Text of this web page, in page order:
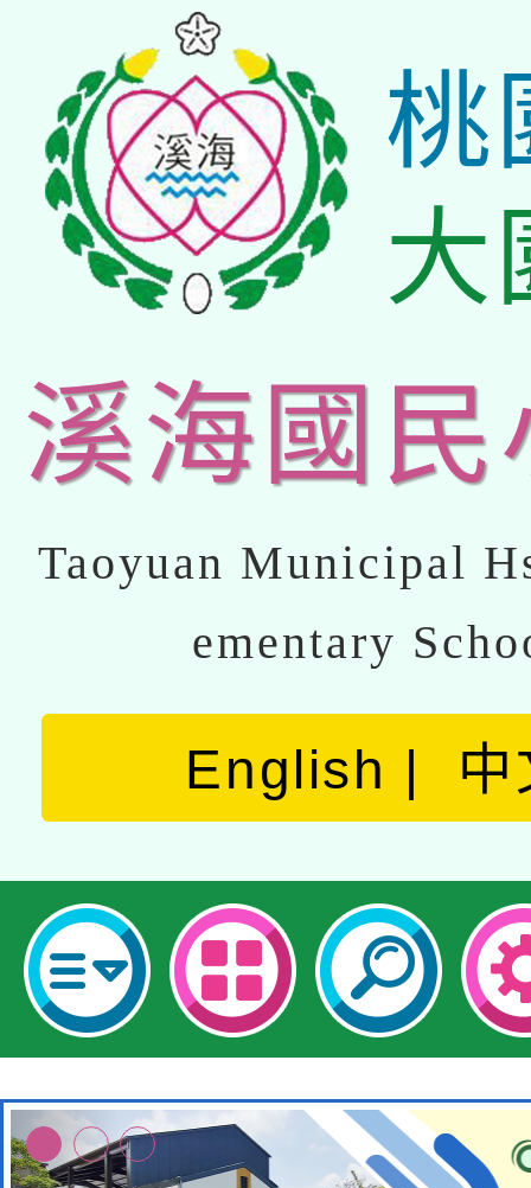
桃
大
溪海國民
Taoyuan Municipal
ementary
English 中